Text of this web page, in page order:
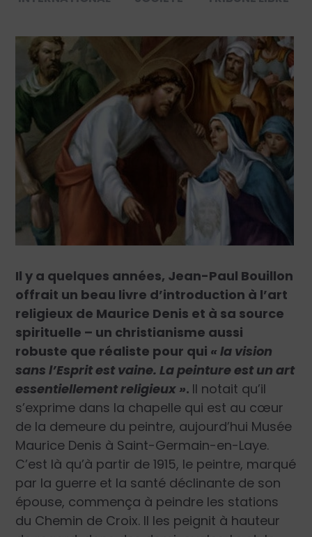
Il y a quelques années, Jean-Paul Bouillon
offrait un beau livre d’introduction à l’art
religieux de Maurice Denis et à sa source
spirituelle – un christianisme aussi
robuste que réaliste pour qui « la vision
sans l’Esprit est vaine. La peinture est un art
essentiellement religieux ». Il notait qu’il
s’exprime dans la chapelle qui est au cœur
de la demeure du peintre, aujourd’hui Musée
Maurice Denis à Saint-Germain-en-Laye.
C’est là qu’à partir de 1915, le peintre, marqué
par la guerre et la santé déclinante de son
épouse, commença à peindre les stations
du Chemin de Croix. Il les peignit à hauteur